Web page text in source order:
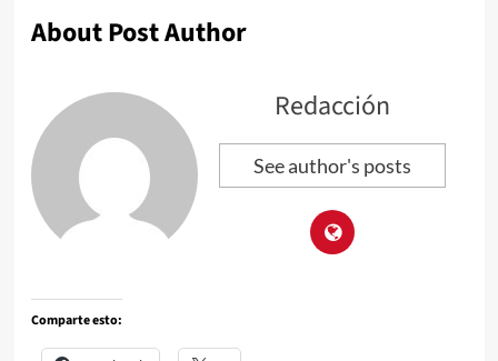
About Post Author
Redacción
See author's posts
Comparte esto: